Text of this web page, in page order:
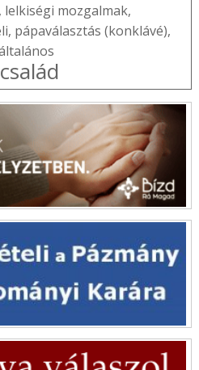
, lelkiségi mozgalmak,
, pápaválasztás (konklávé),
család